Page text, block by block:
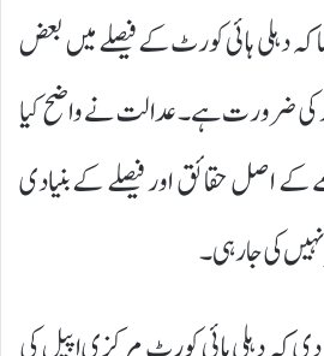
دہلی ہائی کورٹ کے فیصلے میں بعض
کی ضرورت ہے۔ عدالت نے واضح کیا
اصل حقائق اور فیصلے کے بنیادی
کی جا رہی۔